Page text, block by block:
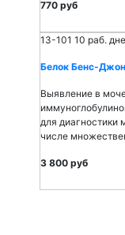
770 руб
13-101 10 раб.
Белок Бенс-
Выявление в
для диагностики
числе
3 800 руб